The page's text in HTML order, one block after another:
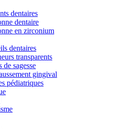
dentaires
dentaire
en zirconium
dentaires
transparents
de sagesse
gingival
pédiatriques